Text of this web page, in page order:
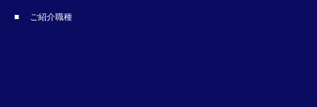
ご紹介職種